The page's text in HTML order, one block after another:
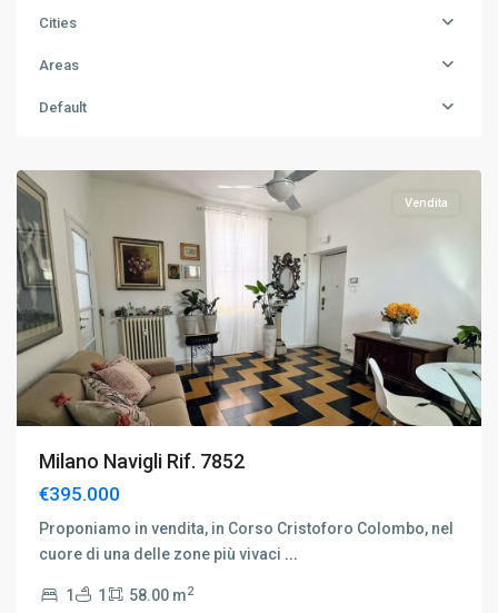
Cities
Areas
Default
Vendita
Milano Navigli Rif. 7852
€395.000
Proponiamo in vendita, in Corso Cristoforo Colombo, nel
cuore di una delle zone più vivaci ...
1 1 58.00 m2